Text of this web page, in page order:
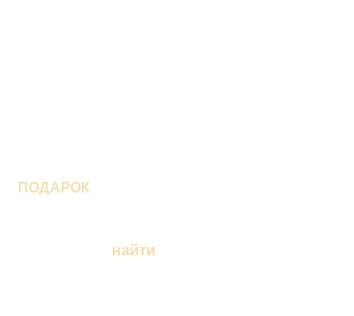
ПОДАРОК